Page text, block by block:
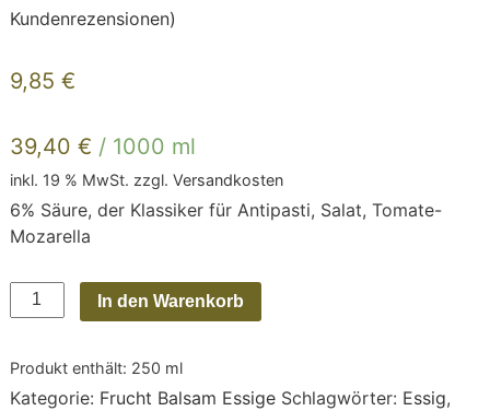
Bewertet mit
5.00von 5,
27
Kundenbewertungen
Kundenrezensionen)
9,85 €
39,40 € / 1000 ml
inkl. 19 % MwSt. zzgl. Versandkosten
6% Säure, der Klassiker für Antipasti, Salat, Tomate-
Mozarella
Aceto
Balsamico
Modena
IGP,
In den Warenkorb
Produkt enthält: 250 ml
Kategorie: Frucht Balsam Essige Schlagwörter: Essig,